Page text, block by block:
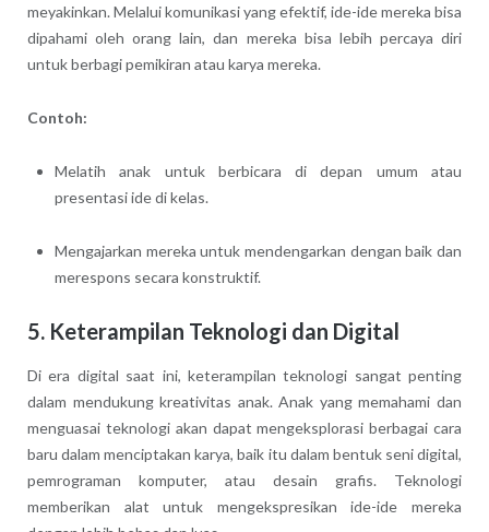
meyakinkan. Melalui komunikasi yang efektif, ide-ide mereka bisa
dipahami oleh orang lain, dan mereka bisa lebih percaya diri
untuk berbagi pemikiran atau karya mereka.
Contoh:
Melatih anak untuk berbicara di depan umum atau
presentasi ide di kelas.
Mengajarkan mereka untuk mendengarkan dengan baik dan
merespons secara konstruktif.
5. Keterampilan Teknologi dan Digital
Di era digital saat ini, keterampilan teknologi sangat penting
dalam mendukung kreativitas anak. Anak yang memahami dan
menguasai teknologi akan dapat mengeksplorasi berbagai cara
baru dalam menciptakan karya, baik itu dalam bentuk seni digital,
pemrograman komputer, atau desain grafis. Teknologi
memberikan alat untuk mengekspresikan ide-ide mereka